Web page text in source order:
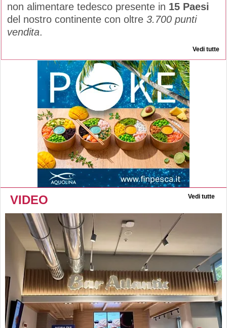
non alimentare tedesco presente in 15 Paesi
del nostro continente con oltre 3.700 punti
vendita.
Vedi tutte
VIDEO Vedi tutte